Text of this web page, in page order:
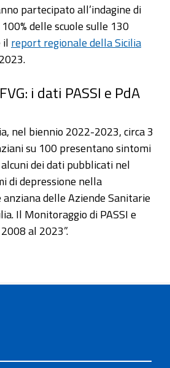
partecipato all’indagine di
delle scuole sulle 130
il report regionale della Sicilia
i dati PASSI e PdA
nel biennio 2022-2023, circa 3
su 100 presentano sintomi
dei dati pubblicati nel
di depressione nella
delle Aziende Sanitarie
Il Monitoraggio di PASSI e
al 2023”.